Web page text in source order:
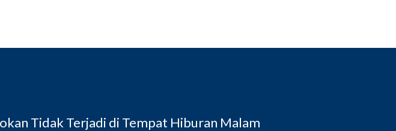
Tidak Terjadi di Tempat Hiburan Malam